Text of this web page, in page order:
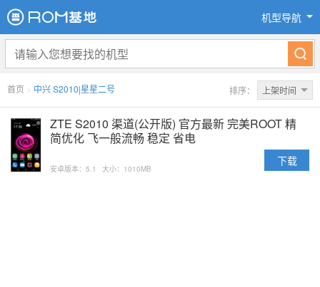
机型导航
首页 > 中兴 S2010|星星二号 排序： 上架时间
ZTE S2010 渠道(公开版) 官方最新 完美ROOT 精
简优化 飞一般流畅 稳定 省电
安卓版本：5.1 大小：1010MB
下载